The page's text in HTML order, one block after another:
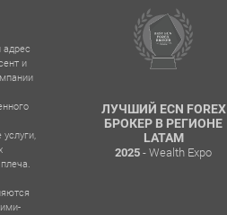
и
CHILE
ЛУЧШИЙ ECN FOREX
БРОКЕР В РЕГИОНЕ
LATAM
2025 - Wealth Expo